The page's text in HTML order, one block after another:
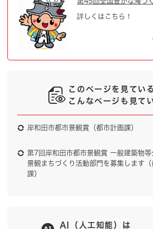
詳しくはこちら！
このページを見てい
こんなページも見て
岸和田市都市景観賞（都市計画課）
第7回岸和田市都市景観賞 一般建築物等
景観まちづくり活動部門を募集します
課）
AI（人工知能）は